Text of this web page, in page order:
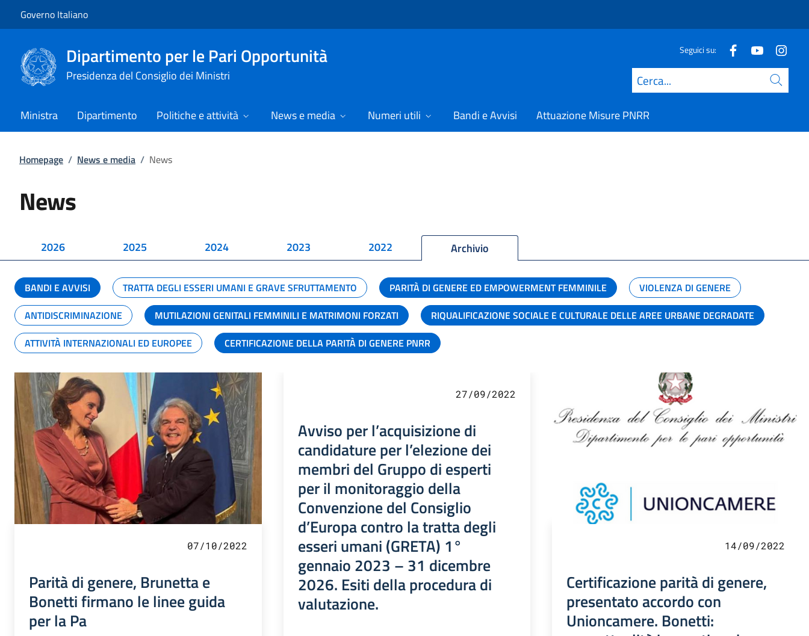
Governo Italiano
Dipartimento per le Pari Opportunità
Presidenza del Consiglio dei Ministri
Seguici su:
Cerca
Ministra Dipartimento Politiche e attività News e media Numeri utili Bandi e Avvisi Attuazione Misure PNRR
Homepage / News e media / News
News
2026 2025 2024 2023 2022 Archivio
BANDI E AVVISI TRATTA DEGLI ESSERI UMANI E GRAVE SFRUTTAMENTO PARITÀ DI GENERE ED EMPOWERMENT FEMMINILE
VIOLENZA DI GENERE
ANTIDISCRIMINAZIONE
MUTILAZIONI GENITALI FEMMINILI E MATRIMONI FORZATI
RIQUALIFICAZIONE SOCIALE E CULTURALE DELLE AREE URBANE DEGRADATE
ATTIVITÀ INTERNAZIONALI ED EUROPEE
CERTIFICAZIONE DELLA PARITÀ DI GENERE PNRR
07/10/2022
Parità di genere, Brunetta e
Bonetti firmano le linee guida
per la Pa
27/09/2022
Avviso per l’acquisizione di
candidature per l’elezione dei
membri del Gruppo di esperti
per il monitoraggio della
Convenzione del Consiglio
d’Europa contro la tratta degli
esseri umani (GRETA) 1°
gennaio 2023 – 31 dicembre
2026. Esiti della procedura di
valutazione.
14/09/2022
Certificazione parità di genere,
presentato accordo con
Unioncamere. Bonetti: